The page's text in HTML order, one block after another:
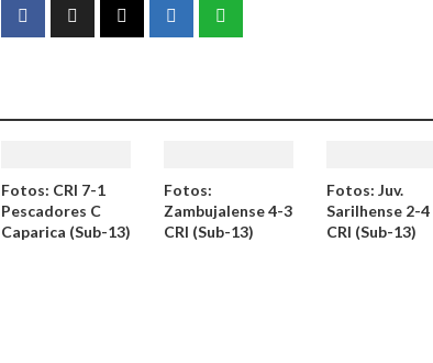
Fotos: CRI 7-1
Pescadores C
Caparica (Sub-13)
Fotos:
Zambujalense 4-3
CRI (Sub-13)
Fotos: Juv.
Sarilhense 2-4
CRI (Sub-13)